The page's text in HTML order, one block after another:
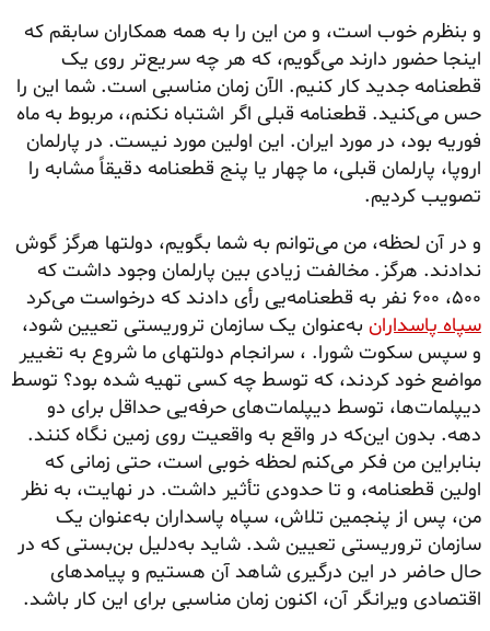
و بنظرم خوب است، و من این را به همه همکاران سابقم که
اینجا حضور دارند می‌گویم، که هر چه سریع‌تر روی یک
قطعنامه جدید کار کنیم. الآن زمان مناسبی است. شما این را
حس می‌کنید. قطعنامه قبلی اگر اشتباه نکنم،، مربوط به ماه
فوریه بود، در مورد ایران. این اولین مورد نیست. در پارلمان
اروپا، پارلمان قبلی، ما چهار یا پنج قطعنامه دقیقاً مشابه را
تصویب کردیم.
و در آن لحظه، من می‌توانم به شما بگویم، دولتها هرگز گوش
ندادند. هرگز. مخالفت زیادی بین پارلمان وجود داشت که
۵۰۰، ۶۰۰ نفر به قطعنامه‌یی رأی دادند که درخواست می‌کرد
سپاه پاسداران به‌عنوان یک سازمان تروریستی تعیین شود،
و سپس سکوت شورا. ، سرانجام دولتهای ما شروع به تغییر
مواضع خود کردند، که توسط چه کسی تهیه شده بود؟ توسط
دیپلمات‌ها، توسط دیپلمات‌های حرفه‌یی حداقل برای دو
دهه. بدون این‌که در واقع به واقعیت روی زمین نگاه کنند.
بنابراین من فکر می‌کنم لحظه خوبی است، حتی زمانی که
اولین قطعنامه، و تا حدودی تأثیر داشت. در نهایت، به نظر
من، پس از پنجمین تلاش، سپاه پاسداران به‌عنوان یک
سازمان تروریستی تعیین شد. شاید به‌دلیل بن‌بستی که در
حال حاضر در این درگیری شاهد آن هستیم و پیامدهای
اقتصادی ویرانگر آن، اکنون زمان مناسبی برای این کار باشد.